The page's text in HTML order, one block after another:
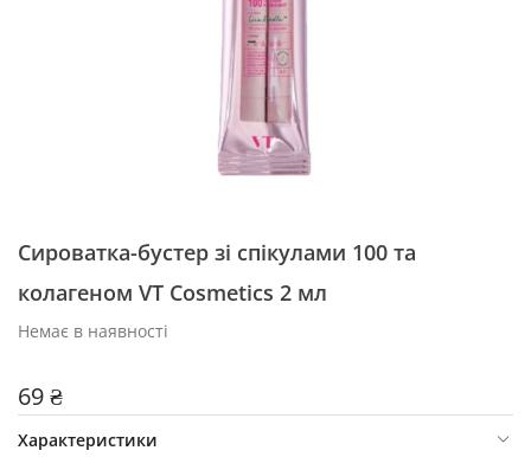
Сироватка-бустер зі спікулами 100 та
колагеном VT Cosmetics 2 мл
Немає в наявності
69 ₴
Характеристики